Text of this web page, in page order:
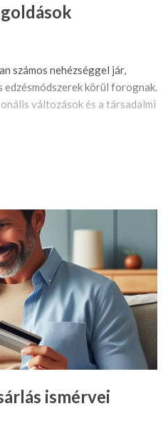
számos nehézséggel jár,
edzésmódszerek körül forognak.
változások és a társadalmi
ismérvei